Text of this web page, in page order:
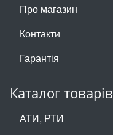
Про магазин
Контакти
Гарантія
Каталог товарів
АТИ, РТИ